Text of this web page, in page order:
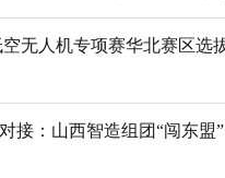
无人机专项赛华北赛区选
接：山西智造组团“闯东盟